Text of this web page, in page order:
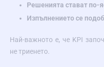
Решенията стават по-
Изпълнението се
Най-важното е, че KPI
не триенето.